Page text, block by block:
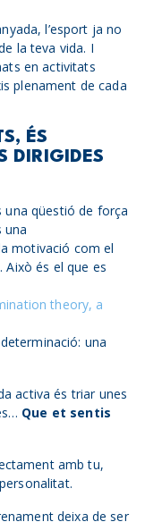
l’esport ja no
la teva vida. I
en activitats
plenament de cada
ÉS
DIRIGIDES
una qüestió de força
una
motivació com el
Això és el que es
theory, a
una
activa és triar unes
Que et sentis
amb tu,
deixa de ser